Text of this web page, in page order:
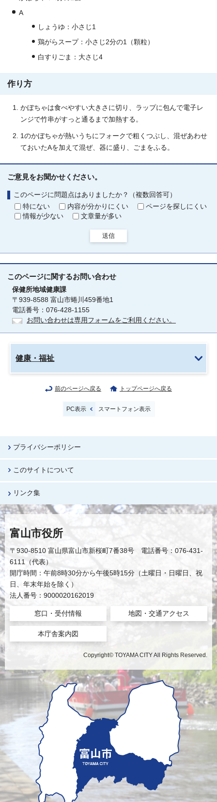
A
しょうゆ：小さじ1
鶏がらスープ：小さじ2分の1（顆粒）
白すりごま：大さじ4
作り方
かぼちゃは食べやすい大きさに切り、ラップに包んで電子レ
ンジで竹串がすっと通るまで加熱する。
1のかぼちゃが熱いうちにフォークで粗くつぶし、混ぜあわせ
ておいたAを加えて混ぜ、器に盛り、ごまをふる。
ご意見をお聞かせください。
このページに問題点はありましたか？（複数回答可）
特にない
内容が分かりにくい
ページを探しにくい
情報が少ない
文章量が多い
送信
このページに関するお問い合わせ
保健所地域健康課
〒939-8588 富山市蜷川459番地1
電話番号：076-428-1155
お問い合わせは専用フォームをご利用ください。
健康・福祉
前のページへ戻る トップページへ戻る
PC表示 スマートフォン表示
プライバシーポリシー
このサイトについて
リンク集
富山市役所
〒930-8510 富山県富山市新桜町7番38号 電話番号：076-431-
6111（代表）
開庁時間：午前8時30分から午後5時15分（土曜日・日曜日、祝
日、年末年始を除く）
法人番号：9000020162019
窓口・受付情報 地図・交通アクセス
本庁舎案内図
Copyright© TOYAMA CITY All Rights Reserved.